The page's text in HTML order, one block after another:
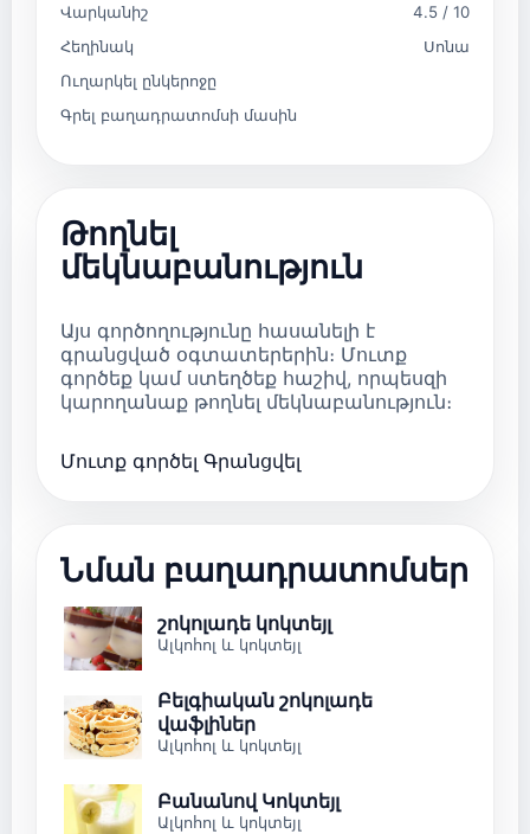
Վարկանիշ
4.5 / 10
Հեղինակ
Սոնա
Ուղարկել ընկերոջը
Գրել բաղադրատոմսի մասին
Թողնել
մեկնաբանություն
Այս գործողությունը հասանելի է
գրանցված օգտատերերին։ Մուտք
գործեք կամ ստեղծեք հաշիվ, որպեսզի
կարողանաք թողնել մեկնաբանություն։
Մուտք գործել Գրանցվել
Նման բաղադրատոմսեր
շոկոլադե կոկտեյլ
Ալկոհոլ և կոկտեյլ
Բելգիական շոկոլադե
վաֆլիներ
Ալկոհոլ և կոկտեյլ
Բանանով Կոկտեյլ
Ալկոհոլ և կոկտեյլ